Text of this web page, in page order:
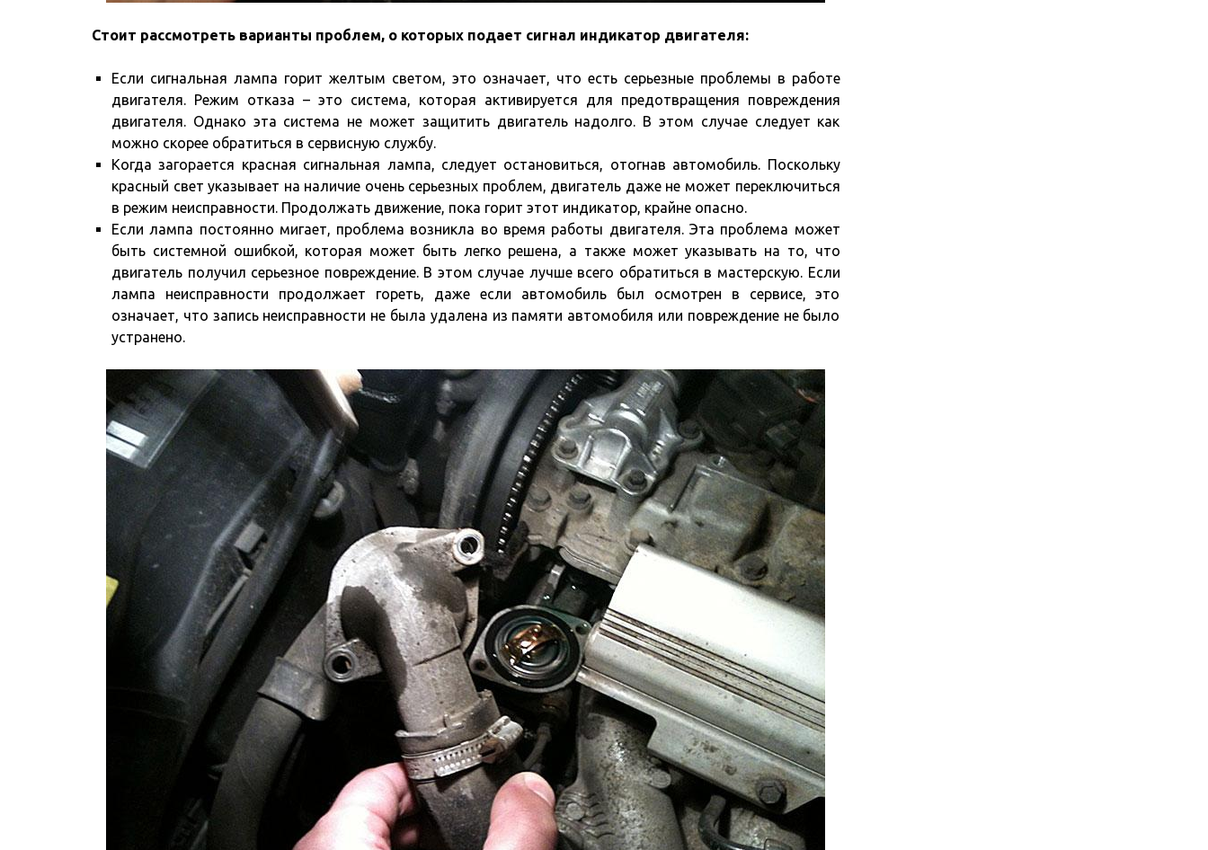
Стоит рассмотреть варианты проблем, о которых подает сигнал индикатор двигателя:
Если сигнальная лампа горит желтым светом, это означает, что есть серьезные проблемы в работе
двигателя. Режим отказа – это система, которая активируется для предотвращения повреждения
двигателя. Однако эта система не может защитить двигатель надолго. В этом случае следует как
можно скорее обратиться в сервисную службу.
Когда загорается красная сигнальная лампа, следует остановиться, отогнав автомобиль. Поскольку
красный свет указывает на наличие очень серьезных проблем, двигатель даже не может переключиться
в режим неисправности. Продолжать движение, пока горит этот индикатор, крайне опасно.
Если лампа постоянно мигает, проблема возникла во время работы двигателя. Эта проблема может
быть системной ошибкой, которая может быть легко решена, а также может указывать на то, что
двигатель получил серьезное повреждение. В этом случае лучше всего обратиться в мастерскую. Если
лампа неисправности продолжает гореть, даже если автомобиль был осмотрен в сервисе, это
означает, что запись неисправности не была удалена из памяти автомобиля или повреждение не было
устранено.